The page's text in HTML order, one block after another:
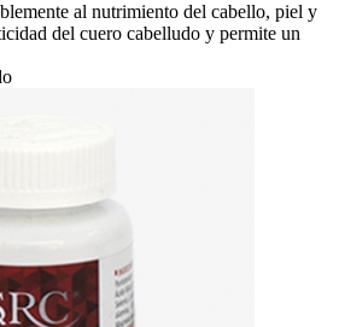
al nutrimiento del cabello, piel y
del cuero cabelludo y permite un